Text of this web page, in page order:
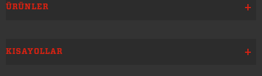
ÜRÜNLER
KISAYOLLAR